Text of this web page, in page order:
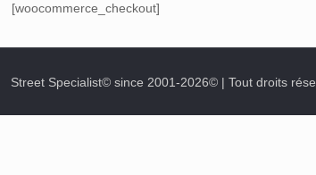
[woocommerce_checkout]
Street Specialist© since 2001-2026© | Tout droits